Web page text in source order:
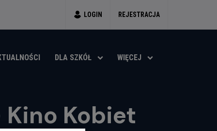
LOGIN REJESTRACJA
DLA SZKÓŁ WIĘCEJ
Kobiet